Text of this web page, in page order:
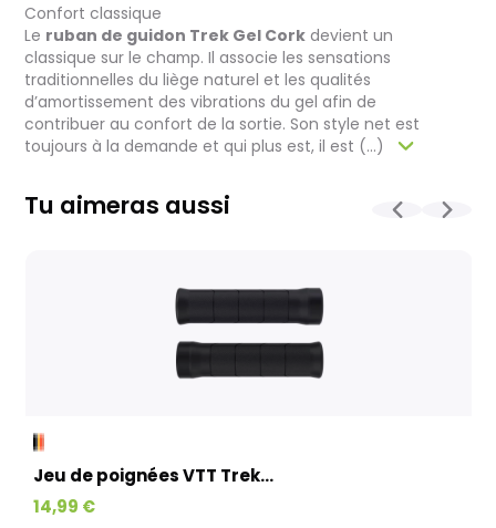
Pensez à préciser le lieu de retrait lors de votre commande,
et nous vous informerons dès que vos articles seront prêts à
être récupérés.
Livraison de vélos complets :
Après des réglages minutieux effectués par nos techniciens,
votre vélo est soigneusement emballé dans un carton conçu
pour faciliter sa réception.
contrôle et l'expédition est en moyenne d’une à deux
semaines. Pour les vélos sur commande, celui-ci est allongé
nécessaire. (Pas d’expédition les week-ends et jours fériés)
Emballés avec un soin particulier dans des cartons
spécialement conçus pour garantir leur protection.
disponible), pour une livraison directement à votre domicile.
Textiles, accessoires et petits produits :
Tous vos petits articles sont préparés par notre équipe
Confort classique
Le ruban de guidon Trek Gel Corkdevient un
classique sur le champ. Il associe les sensations
traditionnelles du liège naturel et les qualités
d’amortissement des vibrations du gel afin de
contribuer au confort de la sortie. Son style net est
toujours à la demande et qui plus est, il est (...)
Tu aimeras aussi
Jeu de poignées VTT Trek...
14,99 €